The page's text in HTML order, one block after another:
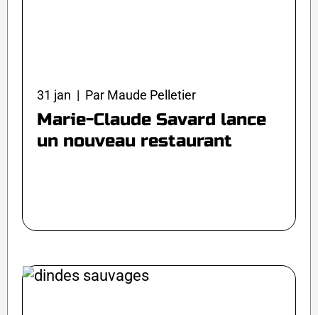
31 jan | Par Maude Pelletier
Marie-Claude Savard lance
un nouveau restaurant